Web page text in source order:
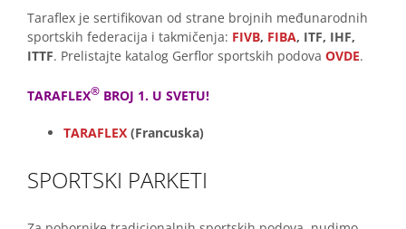
Taraflex je sertifikovan od strane brojnih međunarodnih
sportskih federacija i takmičenja: FIVB, FIBA, ITF, IHF,
ITTF. Prelistajte katalog Gerflor sportskih podova OVDE.
TARAFLEX® BROJ 1. U SVETU!
TARAFLEX (Francuska)
SPORTSKI PARKETI